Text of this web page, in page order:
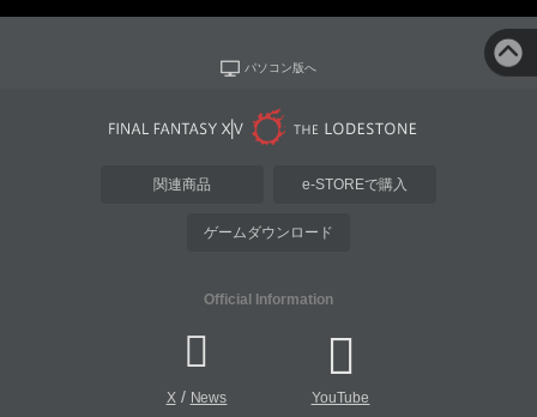
パソコン版へ
関連商品 e-STOREで購入
ゲームダウンロード
Official Information
X/ News YouTube